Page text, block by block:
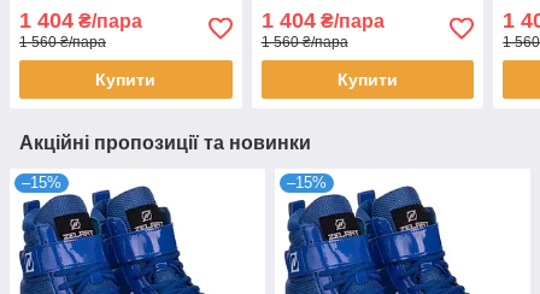
1 404 ₴/пара
1 560 ₴/пара
Купити
1 404₴/пара
1 560 ₴/пара
Купити
1
1
Акційні пропозиції та новинки
–15% –15%